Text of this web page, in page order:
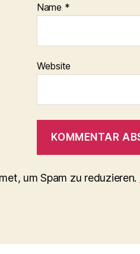
Name *
Website
um Spam zu reduzieren.